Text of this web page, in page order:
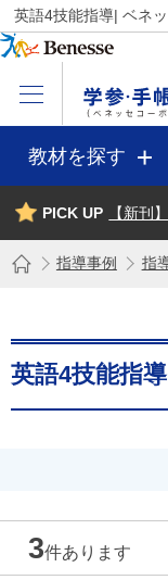
英語4技能指導| ベネ
教材を探す
PICK UP 【新刊
指導事例 指
英語4技能指導
3件あります